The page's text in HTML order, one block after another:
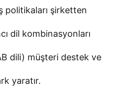
politikaları şirketten
dil kombinasyonları
dili) müşteri destek ve
yaratır.